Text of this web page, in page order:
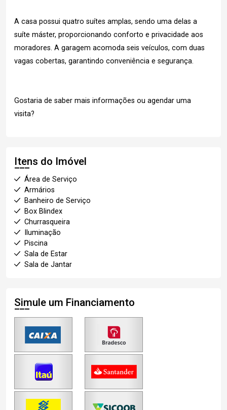
A casa possui quatro suítes amplas, sendo uma delas a
suíte máster, proporcionando conforto e privacidade aos
moradores. A garagem acomoda seis veículos, com duas
vagas cobertas, garantindo conveniência e segurança.
Gostaria de saber mais informações ou agendar uma
visita?
Itens do Imóvel
Área de Serviço
Armários
Banheiro de Serviço
Box Blindex
Churrasqueira
Iluminação
Piscina
Sala de Estar
Sala de Jantar
Simule um Financiamento